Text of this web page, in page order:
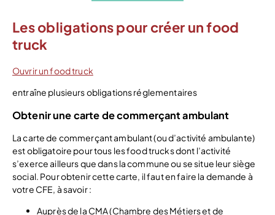
Les obligations pour créer un food
truck
Ouvrir un food truck
entraîne plusieurs obligations réglementaires
Obtenir une carte de commerçant ambulant
La carte de commerçant ambulant (ou d’activité ambulante)
est obligatoire pour tous les food trucks dont l’activité
s’exerce ailleurs que dans la commune ou se situe leur siège
social. Pour obtenir cette carte, il faut en faire la demande à
votre CFE, à savoir :
Auprès de la CMA (Chambre des Métiers et de